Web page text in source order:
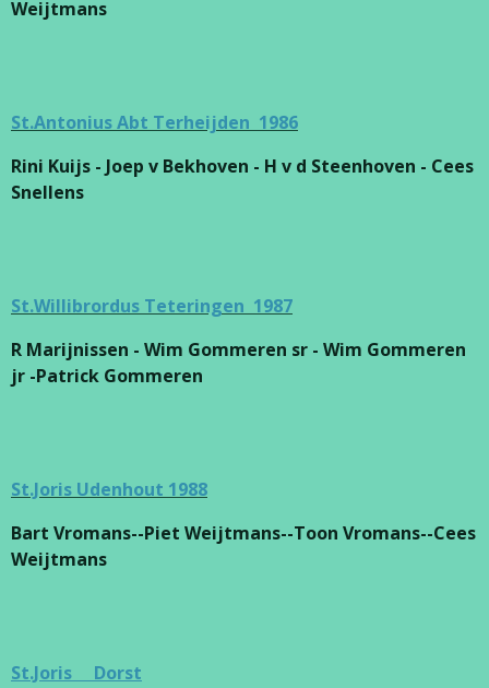
Weijtmans
St.Antonius Abt Terheijden 1986
Rini Kuijs - Joep v Bekhoven - H v d Steenhoven - Cees
Snellens
St.Willibrordus Teteringen 1987
R Marijnissen - Wim Gommeren sr - Wim Gommeren
jr -Patrick Gommeren
St.Joris Udenhout 1988
Bart Vromans--Piet Weijtmans--Toon Vromans--Cees
Weijtmans
St.Joris Dorst